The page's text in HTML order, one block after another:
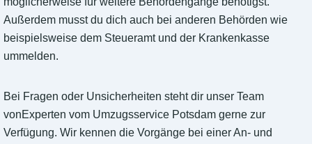
Außerdem musst du dich auch bei anderen Behörden wie
beispielsweise dem Steueramt und der Krankenkasse
ummelden.
Bei Fragen oder Unsicherheiten steht dir unser Team
vonExperten vom Umzugsservice Potsdam gerne zur
Verfügung. Wir kennen die Vorgänge bei einer An- und